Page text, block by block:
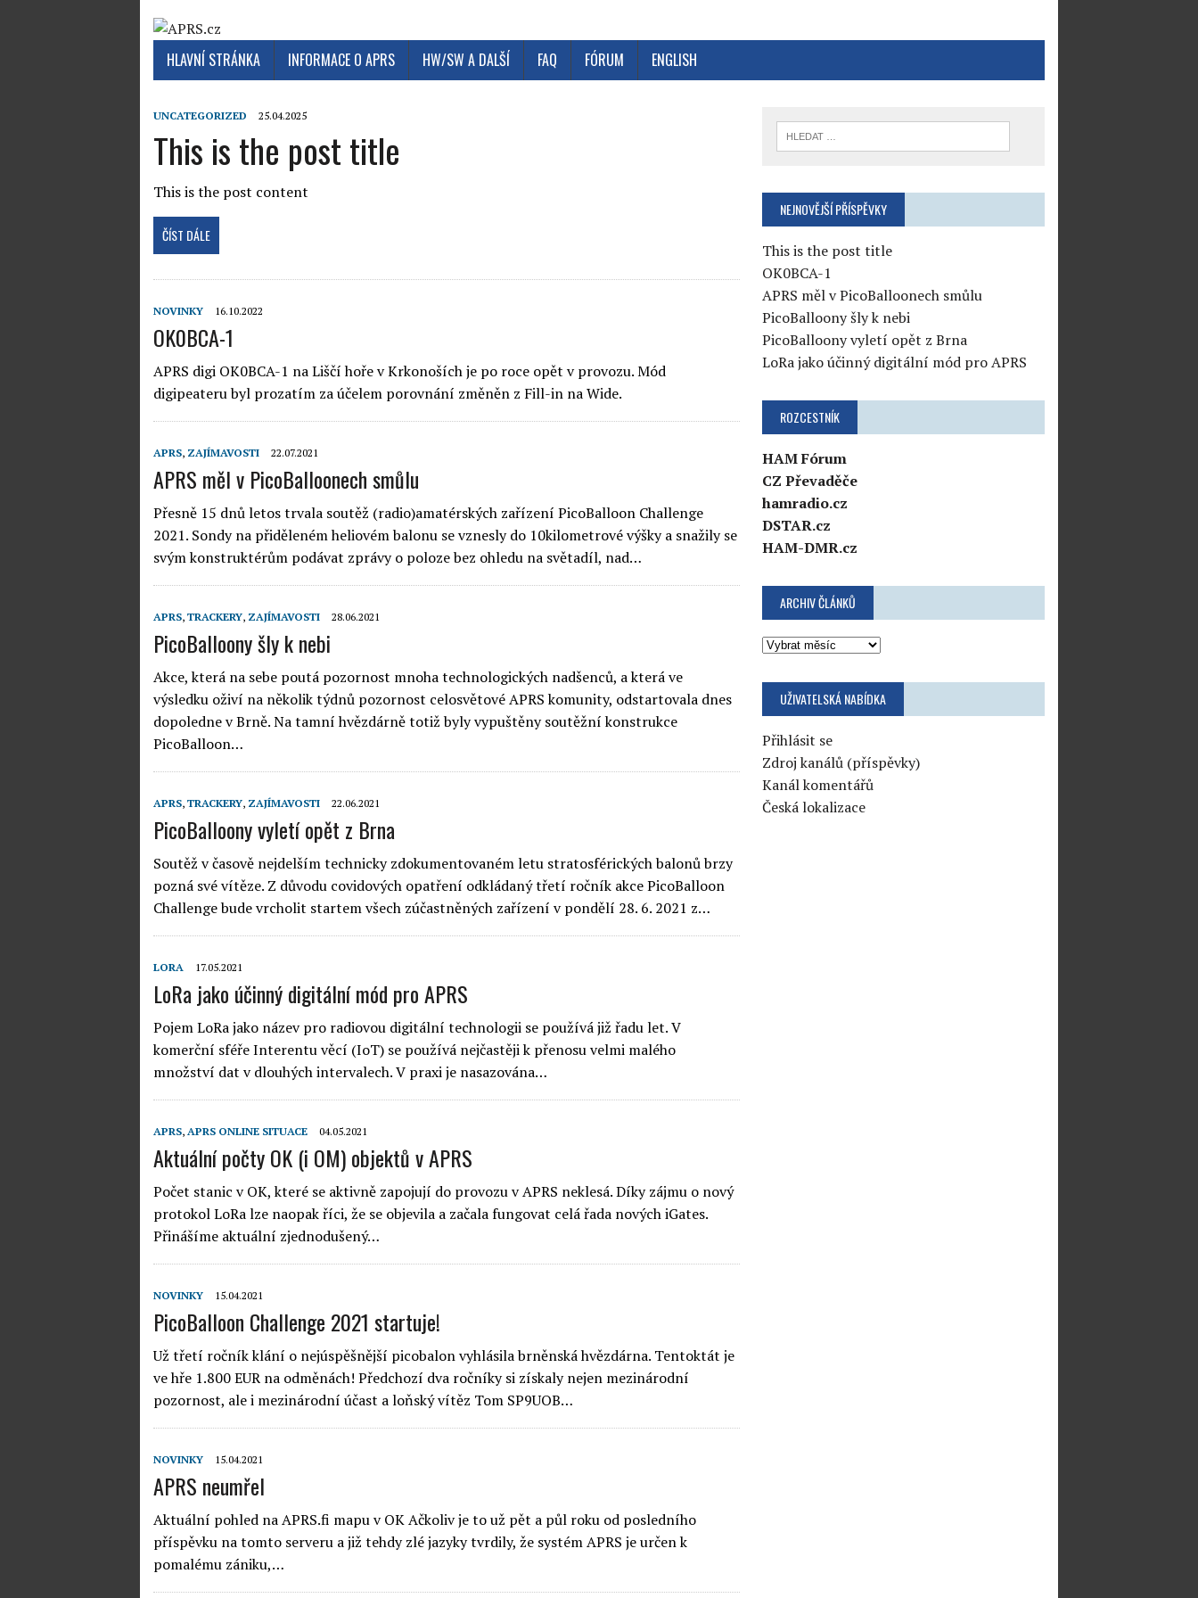
HLAVNÍ STRÁNKA INFORMACE O APRS HW/SW A DALŠÍ FAQ FÓRUM ENGLISH
UNCATEGORIZED 25.04.2025
This is the post title
This is the post content
ČÍST DÁLE
NOVINKY 16.10.2022
OK0BCA-1
APRS digi OK0BCA-1 na Liščí hoře v Krkonoších je po roce opět v provozu. Mód
digipeateru byl prozatím za účelem porovnání změněn z Fill-in na Wide.
APRS, ZAJÍMAVOSTI 22.07.2021
APRS měl v PicoBalloonech smůlu
Přesně 15 dnů letos trvala soutěž (radio)amatérských zařízení PicoBalloon Challenge
2021. Sondy na přiděleném heliovém balonu se vznesly do 10kilometrové výšky a snažily se
svým konstruktérům podávat zprávy o poloze bez ohledu na světadíl, nad…
APRS, TRACKERY, ZAJÍMAVOSTI 28.06.2021
PicoBalloony šly k nebi
Akce, která na sebe poutá pozornost mnoha technologických nadšenců, a která ve
výsledku oživí na několik týdnů pozornost celosvětové APRS komunity, odstartovala dnes
dopoledne v Brně. Na tamní hvězdárně totiž byly vypuštěny soutěžní konstrukce
PicoBalloon…
APRS, TRACKERY, ZAJÍMAVOSTI 22.06.2021
PicoBalloony vyletí opět z Brna
Soutěž v časově nejdelším technicky zdokumentovaném letu stratosférických balonů brzy
pozná své vítěze. Z důvodu covidových opatření odkládaný třetí ročník akce PicoBalloon
Challenge bude vrcholit startem všech zúčastněných zařízení v pondělí 28. 6. 2021 z…
LORA 17.05.2021
LoRa jako účinný digitální mód pro APRS
Pojem LoRa jako název pro radiovou digitální technologii se používá již řadu let. V
komerční sféře Interentu věcí (IoT) se používá nejčastěji k přenosu velmi malého
množství dat v dlouhých intervalech. V praxi je nasazována…
APRS, APRS ONLINE SITUACE 04.05.2021
Aktuální počty OK (i OM) objektů v APRS
Počet stanic v OK, které se aktivně zapojují do provozu v APRS neklesá. Díky zájmu o nový
protokol LoRa lze naopak říci, že se objevila a začala fungovat celá řada nových iGates.
Přinášíme aktuální zjednodušený…
NOVINKY 15.04.2021
PicoBalloon Challenge 2021 startuje!
Už třetí ročník klání o nejúspěšnější picobalon vyhlásila brněnská hvězdárna. Tentoktát je
ve hře 1.800 EUR na odměnách! Předchozí dva ročníky si získaly nejen mezinárodní
pozornost, ale i mezinárodní účast a loňský vítěz Tom SP9UOB…
NOVINKY 15.04.2021
APRS neumřel
Aktuální pohled na APRS.fi mapu v OK Ačkoliv je to už pět a půl roku od posledního
příspěvku na tomto serveru a již tehdy zlé jazyky tvrdily, že systém APRS je určen k
pomalému zániku,…
NEJNOVĚJŠÍ PŘÍSPĚVKY
This is the post title
OK0BCA-1
APRS měl v PicoBalloonech smůlu
PicoBalloony šly k nebi
PicoBalloony vyletí opět z Brna
LoRa jako účinný digitální mód pro APRS
ROZCESTNÍK
HAM Fórum
CZ Převaděče
hamradio.cz
DSTAR.cz
HAM-DMR.cz
ARCHIV ČLÁNKŮ
UŽIVATELSKÁ NABÍDKA
Přihlásit se
Zdroj kanálů (příspěvky)
Kanál komentářů
Česká lokalizace